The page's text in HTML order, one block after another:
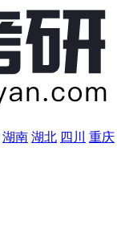
湖南 湖北 四川 重庆